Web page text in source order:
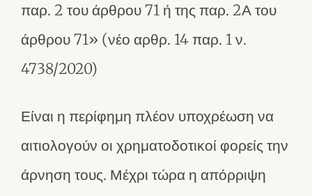
παρ. 2 του άρθρου 71 ή της παρ. 2Α του
άρθρου 71» (νέο αρθρ. 14 παρ. 1 ν.
4738/2020)
Είναι η περίφημη πλέον υποχρέωση να
αιτιολογούν οι χρηματοδοτικοί φορείς την
άρνηση τους. Μέχρι τώρα η απόρριψη